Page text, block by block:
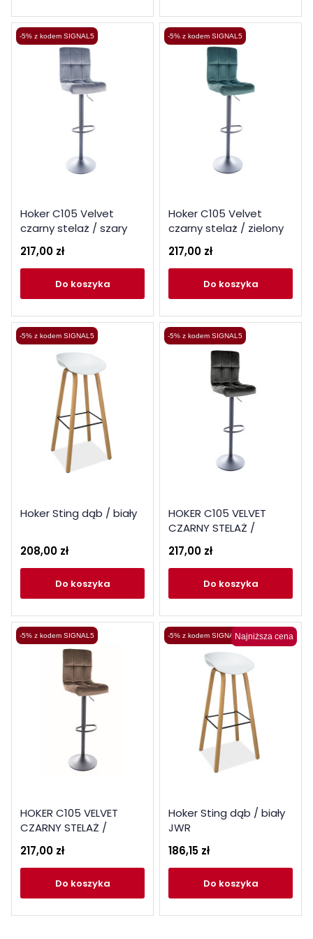
-5% z kodem SIGNAL5
Hoker C105 Velvet
czarny stelaż / szary
Bluvel 14
217,00 zł
do koszyka
-5% z kodem SIGNAL5
Hoker C105 Velvet
czarny stelaż / zielony
Bluvel 78
217,00 zł
do koszyka
-5% z kodem SIGNAL5
Hoker Sting dąb / biały
208,00 zł
do koszyka
-5% z kodem SIGNAL5
HOKER C105 VELVET
CZARNY STELAŻ /
CZARNY BLUVEL 19
217,00 zł
do koszyka
-5% z kodem SIGNAL5
HOKER C105 VELVET
CZARNY STELAŻ /
CIEMNY BEŻ BLUVEL 40
217,00 zł
do koszyka
-5% z kodem SIGNAL5Najniższa cena
Hoker Sting dąb / biały
JWR
186,15 zł
do koszyka